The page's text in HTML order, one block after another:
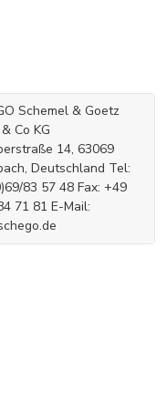
Schemel & Goetz
Co KG
14, 63069
Deutschland Tel:
83 57 48 Fax: +49
71 81 E-Mail: